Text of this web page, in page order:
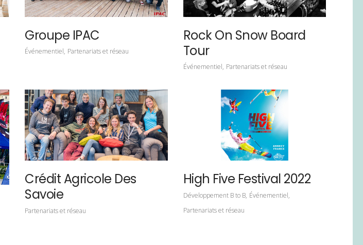
Groupe IPAC
Événementiel Partenariats et réseau
Rock On Snow Board
Tour
Événementiel Partenariats et réseau
Crédit Agricole Des
Savoie
Partenariats et réseau
High Five Festival 2022
Développement B to B Événementiel
Partenariats et réseau